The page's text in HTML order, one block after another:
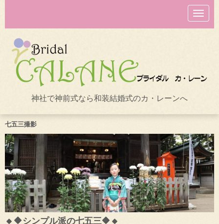
N
a
v
o
n
神社で神前式なら和装結婚式のカ・レーンへ
七五三撮影
🔸🔶シンプル派の七五三🔶🔸